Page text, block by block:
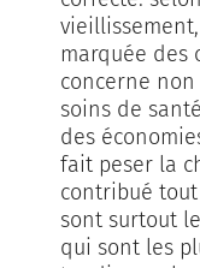
marquée des
concerne
soins de
des
fait peser la
contribué
sont surtout
qui sont les